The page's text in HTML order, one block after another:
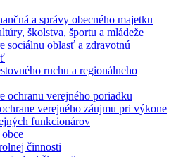
a správy obecného majetku
školstva, športu a mládeže
sociálnu oblasť a zdravotnú
ruchu a regionálneho
ochranu verejného poriadku
verejného záujmu pri výkone
funkcionárov
činnosti